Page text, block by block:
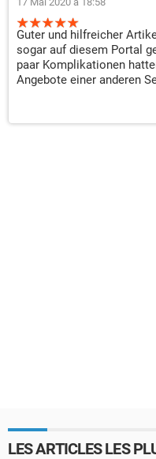
Guter und hilfreicher
sogar auf diesem Portal
paar Komplikationen
Angebote einer anderen
LES ARTICLES LES